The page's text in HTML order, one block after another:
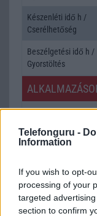
Telefonguru -
Information
If you wish to opt-
processing of your
targeted
section to confirm
Készenléti idő h /
Cserélhetőség
Beszélgetési idő h /
Gyorstöltés
Java
Flash/Ujjlenyomat
Organizer
T9 szótár